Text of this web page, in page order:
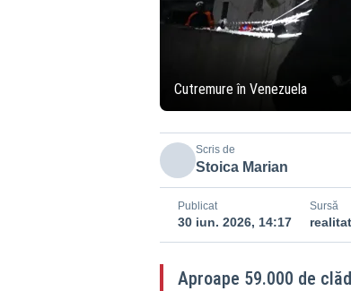
Cutremure în Venezuela
Scris de
Stoica Marian
Publicat
30 iun. 2026, 14:17
Sursă
Aproape 59.000 de